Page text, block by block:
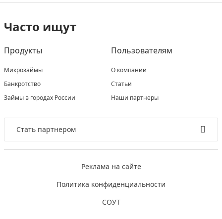
Часто ищут
Продукты
Микрозаймы
Банкротство
Займы в городах России
Пользователям
О компании
Статьи
Наши партнеры
Стать партнером
Реклама на сайте
Политика конфиденциальности
СОУТ